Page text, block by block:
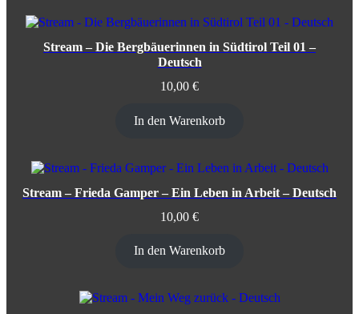
Stream – Die Bergbäuerinnen in Südtirol Teil 01 –
Deutsch
10,00 €
In den Warenkorb
Stream – Frieda Gamper – Ein Leben in Arbeit – Deutsch
10,00 €
In den Warenkorb